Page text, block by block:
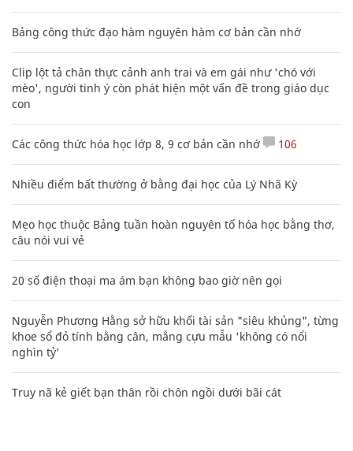
Bảng công thức đạo hàm nguyên hàm cơ bản cần nhớ
Clip lột tả chân thực cảnh anh trai và em gái như 'chó với
mèo', người tinh ý còn phát hiện một vấn đề trong giáo dục
con
Các công thức hóa học lớp 8, 9 cơ bản cần nhớ 106
Nhiều điểm bất thường ở bằng đại học của Lý Nhã Kỳ
Mẹo học thuộc Bảng tuần hoàn nguyên tố hóa học bằng thơ,
câu nói vui vẻ
20 số điện thoại ma ám bạn không bao giờ nên gọi
Nguyễn Phương Hằng sở hữu khối tài sản "siêu khủng", từng
khoe sổ đỏ tính bằng cân, mắng cựu mẫu 'không có nổi
nghìn tỷ'
Truy nã kẻ giết bạn thân rồi chôn ngồi dưới bãi cát